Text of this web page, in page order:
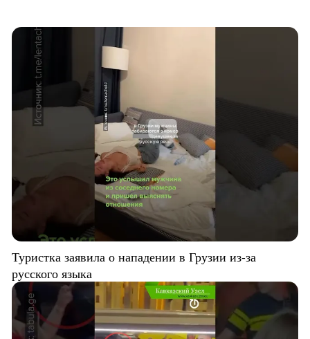
Туристка заявила о нападении в Грузии из-за
русского языка